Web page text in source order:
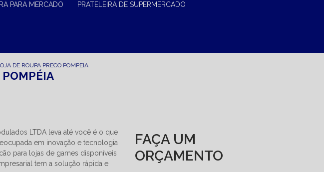
PARA MERCADO PRATELEIRA DE SUPERMERCADO
DE ROUPA PRECO POMPEIA
POMPÉIA
LTDA leva até você é o que
em inovação e tecnologia
para lojas de games disponíveis
tem a solução rápida e
FAÇA UM
ORÇAMENTO